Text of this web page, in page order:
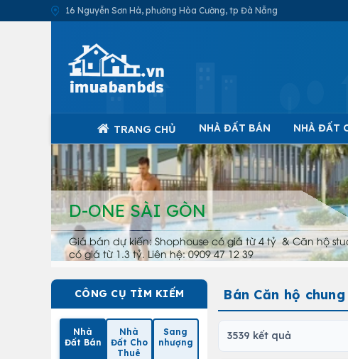
16 Nguyễn Sơn Hà, phường Hòa Cường, tp Đà Nẵng
TRANG CHỦ NHÀ ĐẤT BÁN NHÀ ĐẤT
D-ONE SÀI GÒN
Giá bán dự kiến: Shophouse có giá từ 4 tỷ & Căn hộ
có giá từ 1.3 tỷ. Liên hệ: 0909 47 12 39
CÔNG CỤ TÌM KIẾM
Nhà
Đất Bán
Nhà
Đất Cho
Thuê
Sang
nhượng
Bán Căn hộ
3539 kết quả